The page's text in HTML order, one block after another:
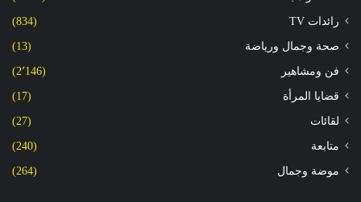
رائدات TV (834)
صحة وجمال ورياضة (13)
فن ومشاهير (2٬146)
قضايا المرأة (17)
لقائات (27)
متابعة (240)
موضة وجمال (264)